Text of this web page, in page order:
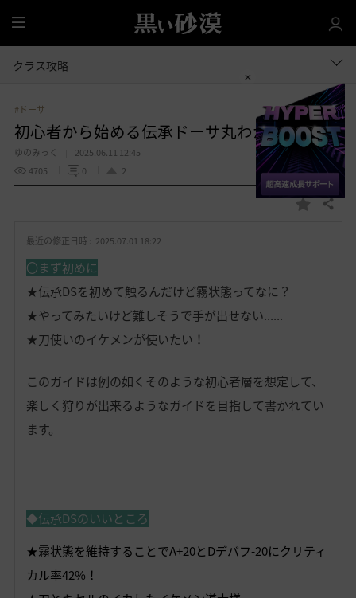
全
体
クラス攻略
#ドーサ
初心者から始める伝承ドーサ丸わかりガイド
ゆのみっく
2025.06.11 12:45
4705
0 2
お 共有する
最近の修正日時 : 2025.07.01 18:22
〇まず初めに
★伝承DSを初めて触るんだけど霧状態ってなに？
★やってみたいけど難しそうで手が出せない......
★刀使いのイケメンが使いたい！
このガイドは例の如くそのような初心者層を想定して、
楽しく狩りが出来るようなガイドを目指して書かれてい
ます。
―――――――――――――――――――――――――
――――――――
◆伝承DSのいいところ
★霧状態を維持することでA+20とDデバフ-20にクリティ
カル率42%！